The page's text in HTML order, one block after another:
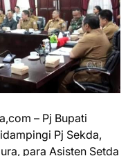
– Pj Bupati
Pj Sekda,
para Asisten Setda